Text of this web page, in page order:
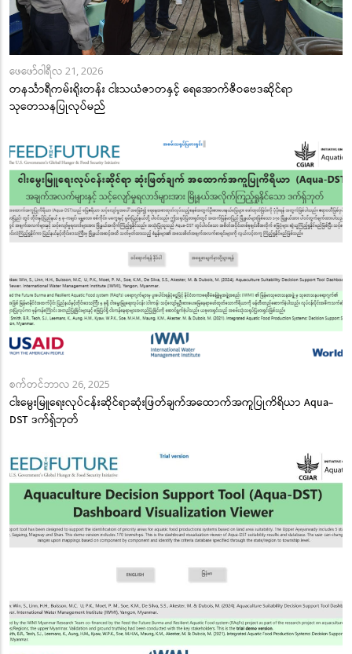
ဖေဖော်ဝါရီလ 21, 2026
တနင်္သာရီကမ်းရိုးတန်း ငါးသယံဇာတနှင့် ရေအောက်ဇီဝဗေဒဆိုင်ရာ
သုတေသနပြုလုပ်မည်
စက်တင်ဘာလ 26, 2025
ငါးမွေးမြူရေးလုပ်ငန်းဆိုင်ရာဆုံးဖြတ်ချက်အထောက်အကူပြုကိရိယာ Aqua-
DST ဒက်ရှ်ဘုတ်